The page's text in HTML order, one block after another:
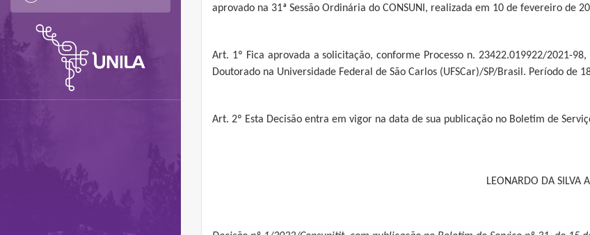
aprovado na 31ª Sessão Ordinária do CONSUNI, realizada em 10 de fevereiro de
Art. 1º Fica aprovada a solicitação, conforme Processo n. 23422.019922/2021-
Doutorado na Universidade Federal de São Carlos (UFSCar)/SP/Brasil. Período de
Art. 2º Esta Decisão entra em vigor na data de sua publicação no Boletim de
LEONARDO DA SILVA